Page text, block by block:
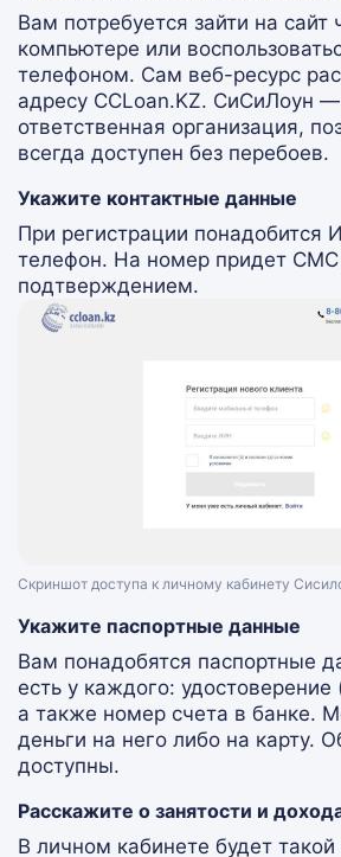
Вам потребуется зайти на сайт
компьютере или
телефоном. Сам веб-ресурс
адресу ССLoan.KZ. СиСиЛоун
ответственная организация,
всегда доступен без перебоев.
Укажите контактные данные
При регистрации
телефон. На номер придет СМС
подтверждением.
Скриншот доступа к личному кабинету
Укажите паспортные данные
Вам понадобятся паспортные
есть у каждого:
а также номер счета в банке.
деньги на него либо на карту.
доступны.
Расскажите о занятости и
В личном кабинете будет